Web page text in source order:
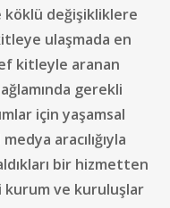
köklü değişikliklere
ulaşmada en
kitleyle aranan
gerekli
için yaşamsal
aracılığıyla
bir hizmetten
kurum ve kuruluşlar